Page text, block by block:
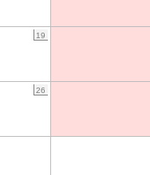
19
26